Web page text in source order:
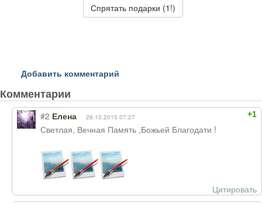
Спрятать подарки (1!)
Добавить комментарий
Комментарии
+1
#2 Елена 26.10.2015 07:27
Светлая, Вечная Память ,Божьей Благодати !
Цитировать